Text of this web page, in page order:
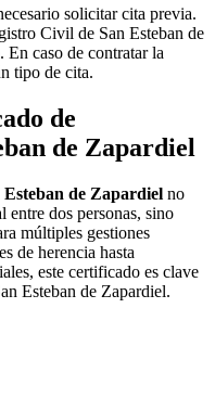
solicitar cita previa.
Civil de San Esteban de
En caso de contratar la
tipo de cita.
de
de Zapardiel
Esteban de Zapardiel no
entre dos personas, sino
múltiples gestiones
de herencia hasta
este certificado es clave
Esteban de Zapardiel.